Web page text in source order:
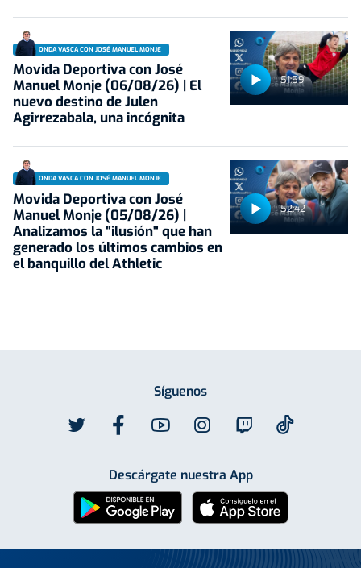
51:59
ONDA VASCA CON JOSÉ MANUEL MONJE
Movida Deportiva con José
Manuel Monje (06/08/26) | El
nuevo destino de Julen
Agirrezabala, una incógnita
52:42
ONDA VASCA CON JOSÉ MANUEL MONJE
Movida Deportiva con José
Manuel Monje (05/08/26) |
Analizamos la "ilusión" que han
generado los últimos cambios en
el banquillo del Athletic
Síguenos
Descárgate nuestra App